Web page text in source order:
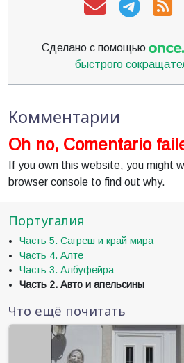
Сделано с помощью
быстрого
Комментарии
Oh no, Comentario
If you own this website, you might
browser console to find out why.
Португалия
Часть 5. Сагреш и край мира
Часть 4. Алте
Часть 3. Албуфейра
Часть 2. Авто и апельсины
Что ещё почитать